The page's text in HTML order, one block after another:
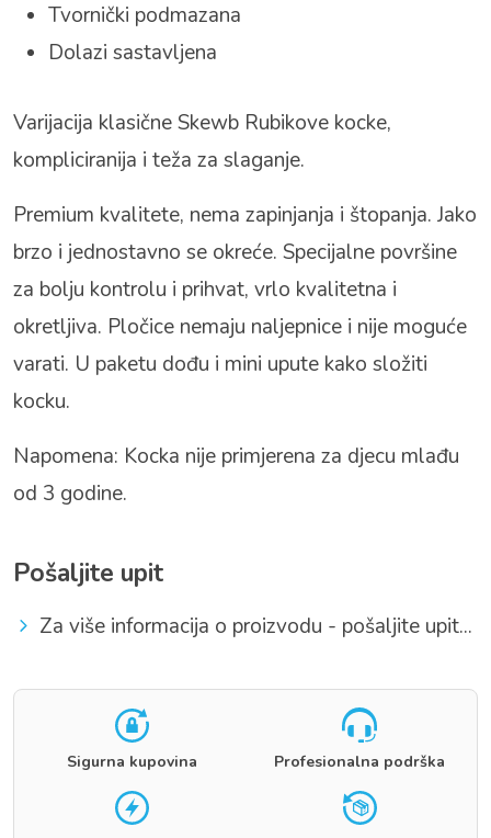
Tvornički podmazana
Dolazi sastavljena
Varijacija klasične Skewb Rubikove kocke,
kompliciranija i teža za slaganje.
Premium kvalitete, nema zapinjanja i štopanja. Jako
brzo i jednostavno se okreće. Specijalne površine
za bolju kontrolu i prihvat, vrlo kvalitetna i
okretljiva. Pločice nemaju naljepnice i nije moguće
varati. U paketu dođu i mini upute kako složiti
kocku.
Napomena: Kocka nije primjerena za djecu mlađu
od 3 godine.
Pošaljite upit
Za više informacija o proizvodu - pošaljite upit...
Sigurna kupovina Profesionalna podrška